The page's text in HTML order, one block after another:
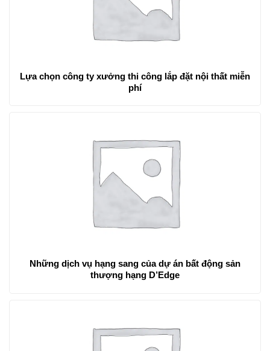
Lựa chọn công ty xưởng thi công lắp đặt nội thất miễn
phí
Những dịch vụ hạng sang của dự án bất động sản
thượng hạng D’Edge